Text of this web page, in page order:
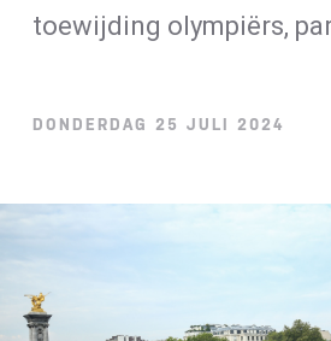
toewijding olympiërs,
DONDERDAG 25 JULI 2024